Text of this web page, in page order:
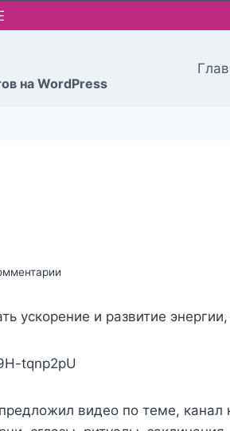
на WordPress
ускорение и развитие
tqnp2pU
видео по теме,